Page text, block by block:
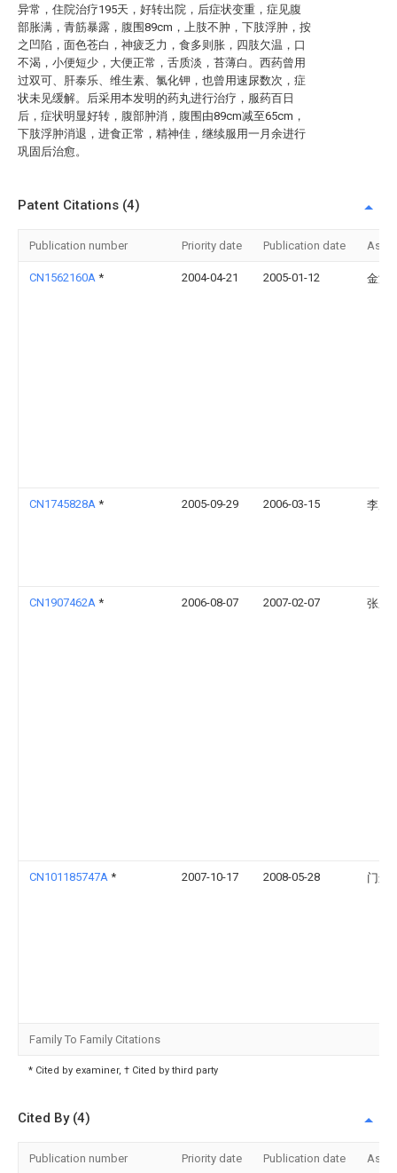
异常，住院治疗195天，好转出院，后症状变重，症见腹
部胀满，青筋暴露，腹围89cm，上肢不肿，下肢浮肿，按
之凹陷，面色苍白，神疲乏力，食多则胀，四肢欠温，口
不渴，小便短少，大便正常，舌质淡，苔薄白。西药曾用
过双可、肝泰乐、维生素、氯化钾，也曾用速尿数次，症
状未见缓解。后采用本发明的药丸进行治疗，服药百日
后，症状明显好转，腹部肿消，腹围由89cm减至65cm，
下肢浮肿消退，进食正常，精神佳，继续服用一月余进行
巩固后治愈。
Patent Citations (4)
Publication number Priority date Publication date
CN1562160A * 2004-04-21 2005-01-12 金海
CN1745828A * 2005-09-29 2006-03-15 李广
CN1907462A * 2006-08-07 2007-02-07 张庆
CN101185747A * 2007-10-17 2008-05-28 门连
Family To Family Citations
* Cited by examiner, † Cited by third party
Cited By (4)
Publication number Priority date Publication date